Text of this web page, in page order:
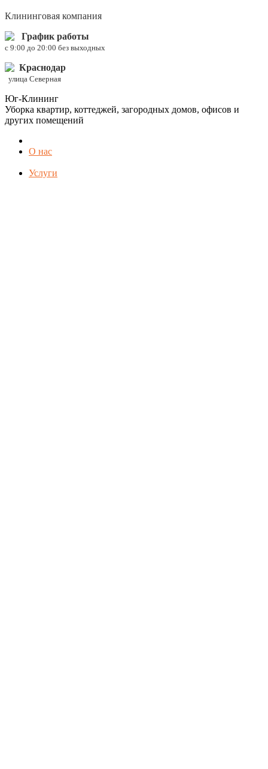
Клининговая компания
График работы
c 9:00 до 20:00 без выходных
Краснодар
улица Северная
Юг-Клининг
Уборка квартир, коттеджей, загородных домов, офисов и
других помещений
О нас
Услуги